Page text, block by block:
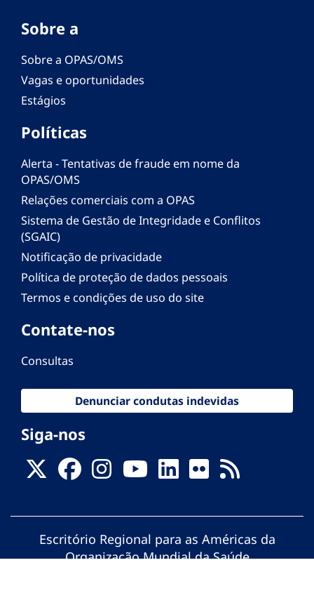
Sobre a
Sobre a OPAS/OMS
Vagas e oportunidades
Estágios
Políticas
Alerta - Tentativas de fraude em nome da
OPAS/OMS
Relações comerciais com a OPAS
Sistema de Gestão de Integridade e Conflitos
(SGAIC)
Notificação de privacidade
Política de proteção de dados pessoais
Termos e condições de uso do site
Contate-nos
Consultas
Denunciar condutas indevidas
Siga-nos
Escritório Regional para as Américas da
Organização Mundial da Saúde